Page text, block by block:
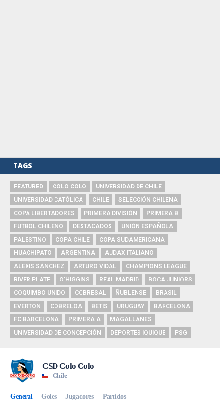
TAGS
FEATURED COLO COLO
UNIVERSIDAD DE CHILE
UNIVERSIDAD CATÓLICA
CHILE
SELECCIÓN CHILENA
COPA LIBERTADORES
PRIMERA DIVISIÓN
PRIMERA B
FUTBOL CHILENO
DESTACADOS
UNIÓN ESPAÑOLA
PALESTINO
COPA CHILE
COPA SUDAMERICANA
HUACHIPATO
ARGENTINA
AUDAX ITALIANO
ALEXIS SÁNCHEZ
ARTURO VIDAL
CHAMPIONS LEAGUE
RIVER PLATE
O'HIGGINS REAL MADRID
BOCA JUNIORS
COQUIMBO UNIDO
COBRESAL ÑUBLENSE
BRASIL
EVERTON
COBRELOA BETIS URUGUAY
BARCELONA
FC BARCELONA
PRIMERA A
MAGALLANES
UNIVERSIDAD DE CONCEPCIÓN
DEPORTES IQUIQUE PSG